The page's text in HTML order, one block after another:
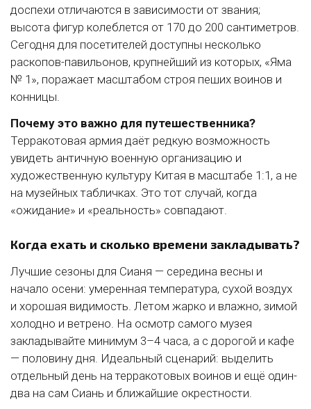
доспехи отличаются в зависимости от звания;
высота фигур колеблется от 170 до 200 сантиметров.
Сегодня для посетителей доступны несколько
раскопов-павильонов, крупнейший из которых, «Яма
№ 1», поражает масштабом строя пеших воинов и
конницы.
Почему это важно для путешественника?
Терракотовая армия даёт редкую возможность
увидеть античную военную организацию и
художественную культуру Китая в масштабе 1:1, а не
на музейных табличках. Это тот случай, когда
«ожидание» и «реальность» совпадают.
Когда ехать и сколько времени закладывать?
Лучшие сезоны для Сианя — середина весны и
начало осени: умеренная температура, сухой воздух
и хорошая видимость. Летом жарко и влажно, зимой
холодно и ветрено. На осмотр самого музея
закладывайте минимум 3–4 часа, а с дорогой и кафе
— половину дня. Идеальный сценарий: выделить
отдельный день на терракотовых воинов и ещё один-
два на сам Сиань и ближайшие окрестности.